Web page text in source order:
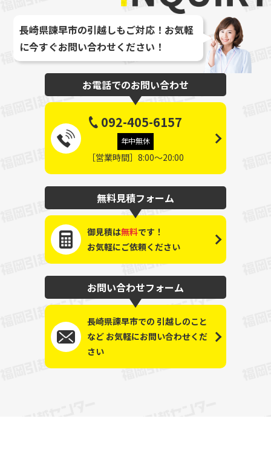
長崎県諫早市の引越しもご対応！お気軽
に今すぐお問い合わせください！
お電話でのお問い合わせ
092-405-6157
年中無休
［営業時間］8:00～20:00
無料見積フォーム
御見積は無料です！
お気軽にご依頼ください
お問い合わせフォーム
長崎県諫早市での 引越しのこと
など お気軽にお問い合わせくだ
さい